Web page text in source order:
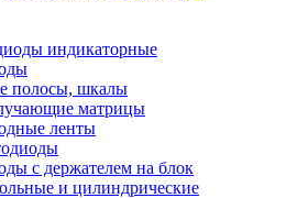
индикаторные
полосы, шкалы
матрицы
ленты
с держателем на блок
и цилиндрические